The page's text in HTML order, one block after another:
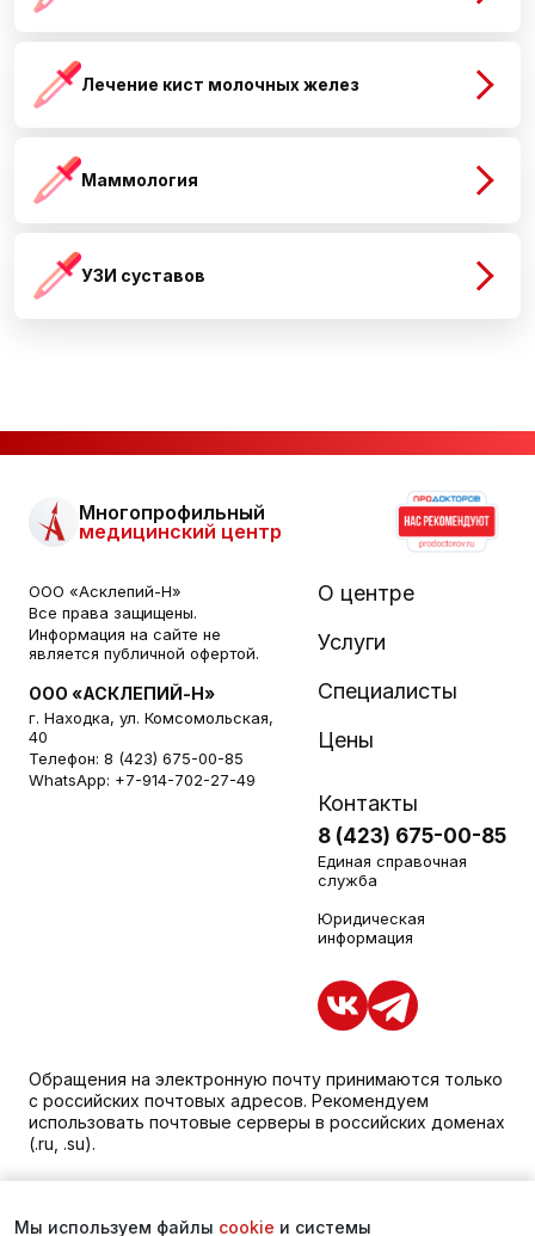
Лечение кист молочных желез
Маммология
УЗИ суставов
Многопрофильный
медицинский центр
ООО «Асклепий-Н»
Все права защищены.
Информация на сайте не
является публичной офертой.
ООО «АСКЛЕПИЙ-Н»
г. Находка, ул. Комсомольская,
40
Телефон: 8 (423) 675-00-85
WhatsApp: +7-914-702-27-49
О центре
Услуги
Специалисты
Цены
Контакты
8 (423) 675-00-85
Единая справочная
служба
Юридическая
информация
Обращения на электронную почту принимаются только
с российских почтовых адресов. Рекомендуем
использовать почтовые серверы в российских доменах
(.ru, .su).
Мы используем файлы cookie и системы